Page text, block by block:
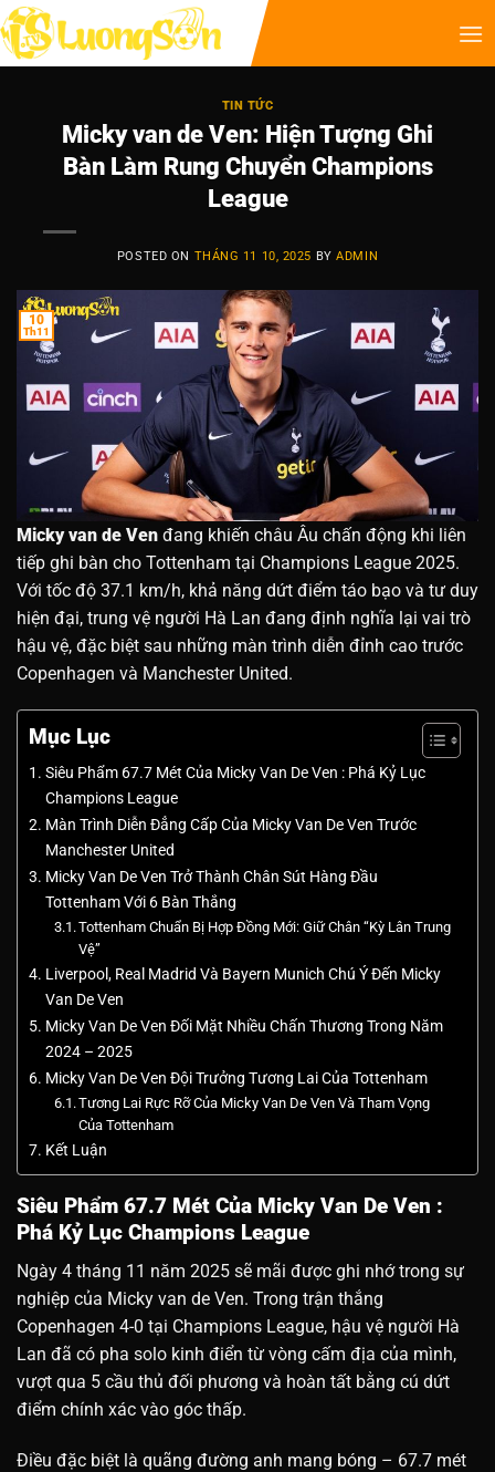
TIN TỨC
Micky van de Ven: Hiện Tượng Ghi
Bàn Làm Rung Chuyển Champions
League
POSTED ON THÁNG 11 10, 2025 BYADMIN
10
Th11
Micky van de Ven đang khiến châu Âu chấn động khi liên
tiếp ghi bàn cho Tottenham tại Champions League 2025.
Với tốc độ 37.1 km/h, khả năng dứt điểm táo bạo và tư duy
hiện đại, trung vệ người Hà Lan đang định nghĩa lại vai trò
hậu vệ, đặc biệt sau những màn trình diễn đỉnh cao trước
Copenhagen và Manchester United.
Mục Lục
Siêu Phẩm 67.7 Mét Của Micky Van De Ven : Phá Kỷ Lục
Champions League
Màn Trình Diễn Đẳng Cấp Của Micky Van De Ven Trước
Manchester United
Micky Van De Ven Trở Thành Chân Sút Hàng Đầu
Tottenham Với 6 Bàn Thắng
Tottenham Chuẩn Bị Hợp Đồng Mới: Giữ Chân “Kỳ Lân Trung
Vệ”
Liverpool, Real Madrid Và Bayern Munich Chú Ý Đến Micky
Van De Ven
Micky Van De Ven Đối Mặt Nhiều Chấn Thương Trong Năm
2024 – 2025
Micky Van De Ven Đội Trưởng Tương Lai Của Tottenham
Tương Lai Rực Rỡ Của Micky Van De Ven Và Tham Vọng
Của Tottenham
Kết Luận
Siêu Phẩm 67.7 Mét Của Micky Van De Ven :
Phá Kỷ Lục Champions League
Ngày 4 tháng 11 năm 2025 sẽ mãi được ghi nhớ trong sự
nghiệp của Micky van de Ven. Trong trận thắng
Copenhagen 4-0 tại Champions League, hậu vệ người Hà
Lan đã có pha solo kinh điển từ vòng cấm địa của mình,
vượt qua 5 cầu thủ đối phương và hoàn tất bằng cú dứt
điểm chính xác vào góc thấp.
Điều đặc biệt là quãng đường anh mang bóng – 67.7 mét